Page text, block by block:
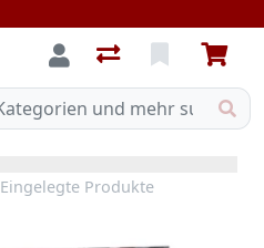
Eingelegte Produkte